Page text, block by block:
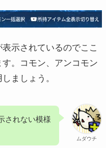
示されているのでここ
。コモン、アンコモン
ましょう。
ムダウチ
されない模様